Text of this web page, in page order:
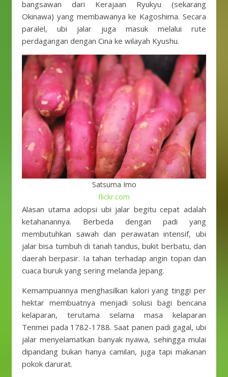
bangsawan dari Kerajaan Ryukyu (sekarang
Okinawa) yang membawanya ke Kagoshima. Secara
paralel, ubi jalar juga masuk melalui rute
perdagangan dengan Cina ke wilayah Kyushu.
Satsuma Imo
flickr.com
Alasan utama adopsi ubi jalar begitu cepat adalah
ketahanannya. Berbeda dengan padi yang
membutuhkan sawah dan perawatan intensif, ubi
jalar bisa tumbuh di tanah tandus, bukit berbatu, dan
daerah berpasir. Ia tahan terhadap angin topan dan
cuaca buruk yang sering melanda Jepang.
Kemampuannya menghasilkan kalori yang tinggi per
hektar membuatnya menjadi solusi bagi bencana
kelaparan, terutama selama masa kelaparan
Tenmei pada 1782-1788. Saat panen padi gagal, ubi
jalar menyelamatkan banyak nyawa, sehingga mulai
dipandang bukan hanya camilan, juga tapi makanan
pokok darurat.